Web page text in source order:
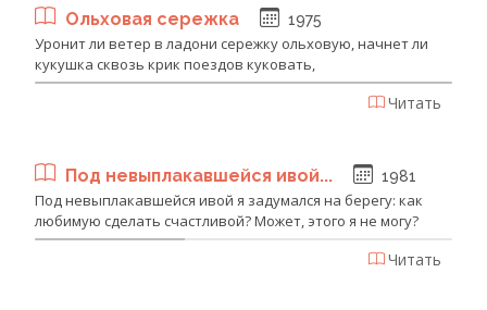
Ольховая сережка 1975
Уронит ли ветер в ладони сережку ольховую, начнет ли
кукушка сквозь крик поездов куковать,
Читать
Под невыплакавшейся ивой... 1981
Под невыплакавшейся ивой я задумался на берегу: как
любимую сделать счастливой? Может, этого я не могу?
Читать